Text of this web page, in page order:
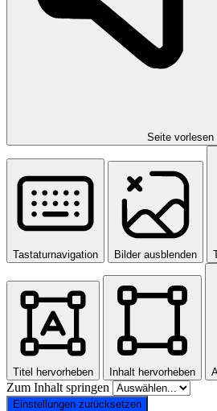
Seite vorlesen
Tastaturnavigation Bilder ausblenden
Titel hervorheben Inhalt hervorheben
Zum Inhalt springen
Einstellungen zurücksetzen